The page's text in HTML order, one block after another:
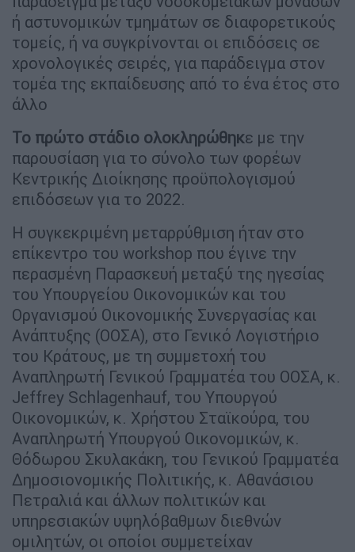
ή αστυνομικών τμημάτων σε διαφορετικούς
τομείς, ή να συγκρίνονται οι επιδόσεις σε
χρονολογικές σειρές, για παράδειγμα στον
τομέα της εκπαίδευσης από το ένα έτος στο
άλλο
Το πρώτο στάδιο ολοκληρώθηκε με την
παρουσίαση για το σύνολο των φορέων
Κεντρικής Διοίκησης προϋπολογισμού
επιδόσεων για το 2022.
Η συγκεκριμένη μεταρρύθμιση ήταν στο
επίκεντρο του workshop που έγινε την
περασμένη Παρασκευή μεταξύ της ηγεσίας
του Υπουργείου Οικονομικών και του
Οργανισμού Οικονομικής Συνεργασίας και
Ανάπτυξης (ΟΟΣΑ), στο Γενικό Λογιστήριο
του Κράτους, με τη συμμετοχή του
Αναπληρωτή Γενικού Γραμματέα του ΟΟΣΑ, κ.
Jeffrey Schlagenhauf, του Υπουργού
Οικονομικών, κ. Χρήστου Σταϊκούρα, του
Αναπληρωτή Υπουργού Οικονομικών, κ.
Θόδωρου Σκυλακάκη, του Γενικού Γραμματέα
Δημοσιονομικής Πολιτικής, κ. Αθανάσιου
Πετραλιά και άλλων πολιτικών και
υπηρεσιακών υψηλόβαθμων διεθνών
ομιλητών, οι οποίοι συμμετείχαν